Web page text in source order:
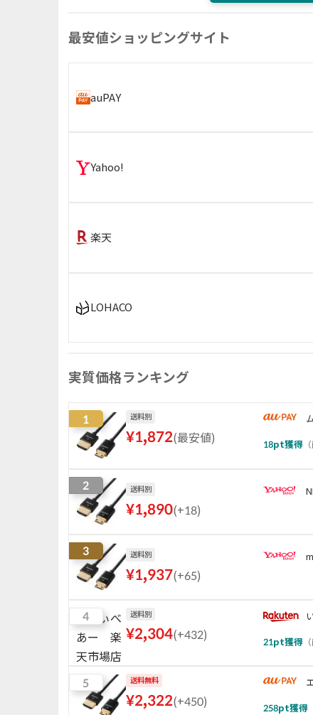
最安値ショッピングサイト
auPAY
Yahoo!
楽天
LOHACO
実質価格ランキング
1 送料別
¥1,872(最安値)
18pt獲得 （
2 送料別
¥1,890(+18)
3 送料別
¥1,937(+65)
4 送料別
¥2,304(+432)
21pt獲得 （
5 送料無料
¥2,322(+450)
258pt獲得